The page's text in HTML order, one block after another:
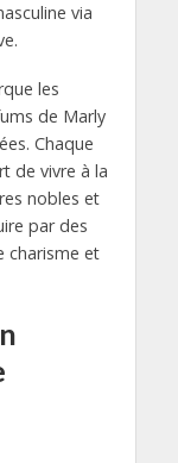
via
les
de Marly
Chaque
de vivre à la
nobles et
par des
charisme et